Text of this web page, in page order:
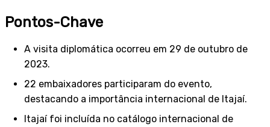
Pontos-Chave
A visita diplomática ocorreu em 29 de outubro de
2023.
22 embaixadores participaram do evento,
destacando a importância internacional de Itajaí.
Itajaí foi incluída no catálogo internacional de